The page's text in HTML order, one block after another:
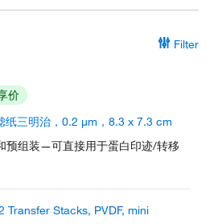
Filter
价
纸三明治，0.2 μm，8.3 x 7.3 cm
预组装—可直接用于蛋白印迹/转移
Transfer Stacks, PVDF, mini